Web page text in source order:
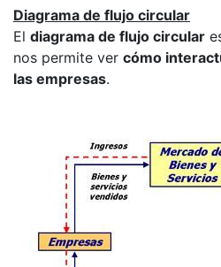
Diagrama de flujo circular
El diagrama de flujo circular
nos permite ver cómo
las empresas.